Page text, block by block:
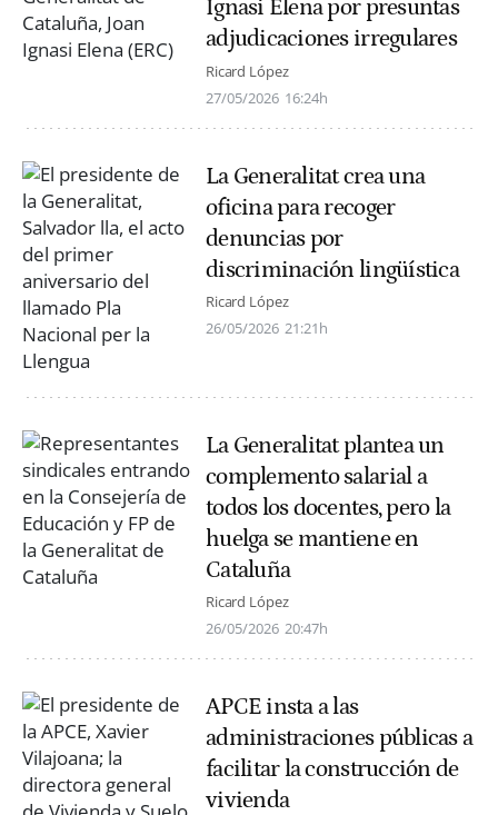
Ignasi Elena por presuntas
adjudicaciones irregulares
Ricard López
27/05/2026 16:24h
La Generalitat crea una
oficina para recoger
denuncias por
discriminación lingüística
Ricard López
26/05/2026 21:21h
La Generalitat plantea un
complemento salarial a
todos los docentes, pero la
huelga se mantiene en
Cataluña
Ricard López
26/05/2026 20:47h
APCE insta a las
administraciones públicas a
facilitar la construcción de
vivienda